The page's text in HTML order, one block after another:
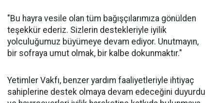
"Bu hayra vesile olan tüm bağışçılarımıza gönülden
teşekkür ederiz. Sizlerin destekleriyle iyilik
yolculuğumuz büyümeye devam ediyor. Unutmayın,
bir sofraya umut olmak, bir kalbe dokunmaktır."
Yetimler Vakfı, benzer yardım faaliyetleriyle ihtiyaç
sahiplerine destek olmaya devam edeceğini duyurdu